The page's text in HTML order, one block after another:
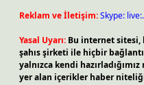
Reklam ve İletişim:Skype:
Yasal Uyarı: Bu internet sitesi,
şahıs şirketi ile hiçbir
yalnızca kendi
yer alan içerikler haber